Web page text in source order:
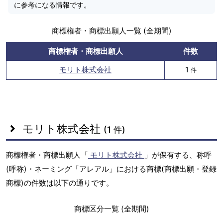
に参考になる情報です。
商標権者・商標出願人一覧 (全期間)
商標権者・商標出願人
件数
モリト株式会社
1 件
モリト株式会社 (1 件)
商標権者・商標出願人「 モリト株式会社 」が保有する、称呼
(呼称)・ネーミング「アレアル」における商標(商標出願・登録
商標)の件数は以下の通りです。
商標区分一覧 (全期間)